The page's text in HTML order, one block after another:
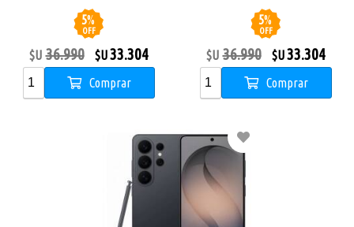
5%
OFF
$U 36.990 $U33.304
Comprar
5%
OFF
$U 36.990 $U33.304
Comprar